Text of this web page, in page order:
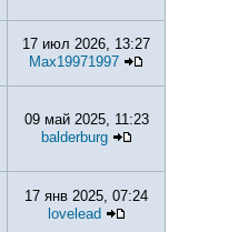
17 июл 2026, 13:27
Max19971997
09 май 2025, 11:23
balderburg
17 янв 2025, 07:24
lovelead